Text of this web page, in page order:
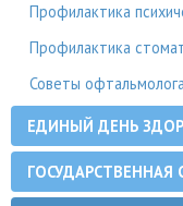
Профилактика
Профилактика
Советы офтальмолога
ЕДИНЫЙ ДЕНЬ